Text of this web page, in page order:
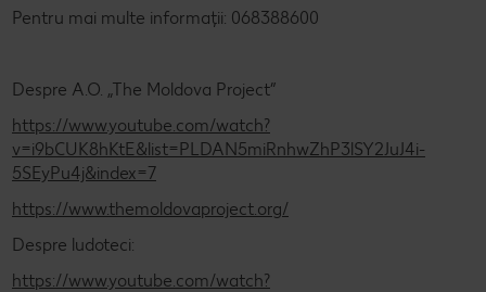
Pentru mai multe informații: 068388600
Despre A.O. „The Moldova Project”
https://www.youtube.com/watch?
v=i9bCUK8hKtE&list=PLDAN5miRnhwZhP3lSY2JuJ4i-
5SEyPu4j&index=7
https://www.themoldovaproject.org/
Despre ludoteci:
https://www.youtube.com/watch?